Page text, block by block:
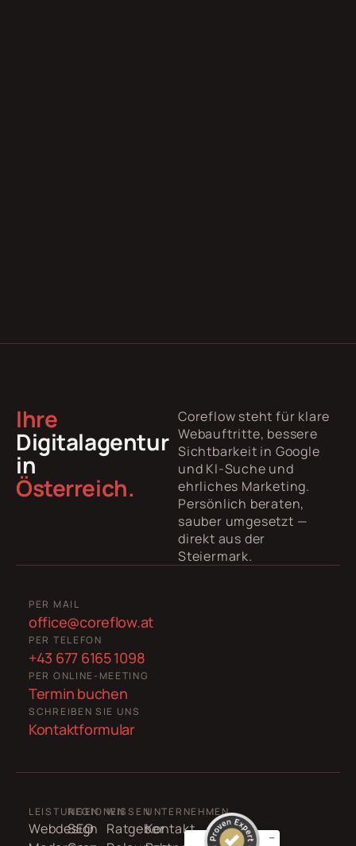
Ihre
Digitalagentur
in
Österreich.
Coreflow steht für klare
Webauftritte, bessere
Sichtbarkeit in Google
und KI-Suche und
ehrliches Marketing.
Persönlich beraten,
sauber umgesetzt —
direkt aus der
Steiermark.
PER MAIL
office@coreflow.at
PER TELEFON
+43 677 6165 1098
PER ONLINE-MEETING
Termin buchen
SCHREIBEN SIE UNS
Kontaktformular
LEISTUNGEN
Webdesign
REGIONEN
SEO
WISSEN
Ratgeber
UNTERNEHMEN
Kontakt